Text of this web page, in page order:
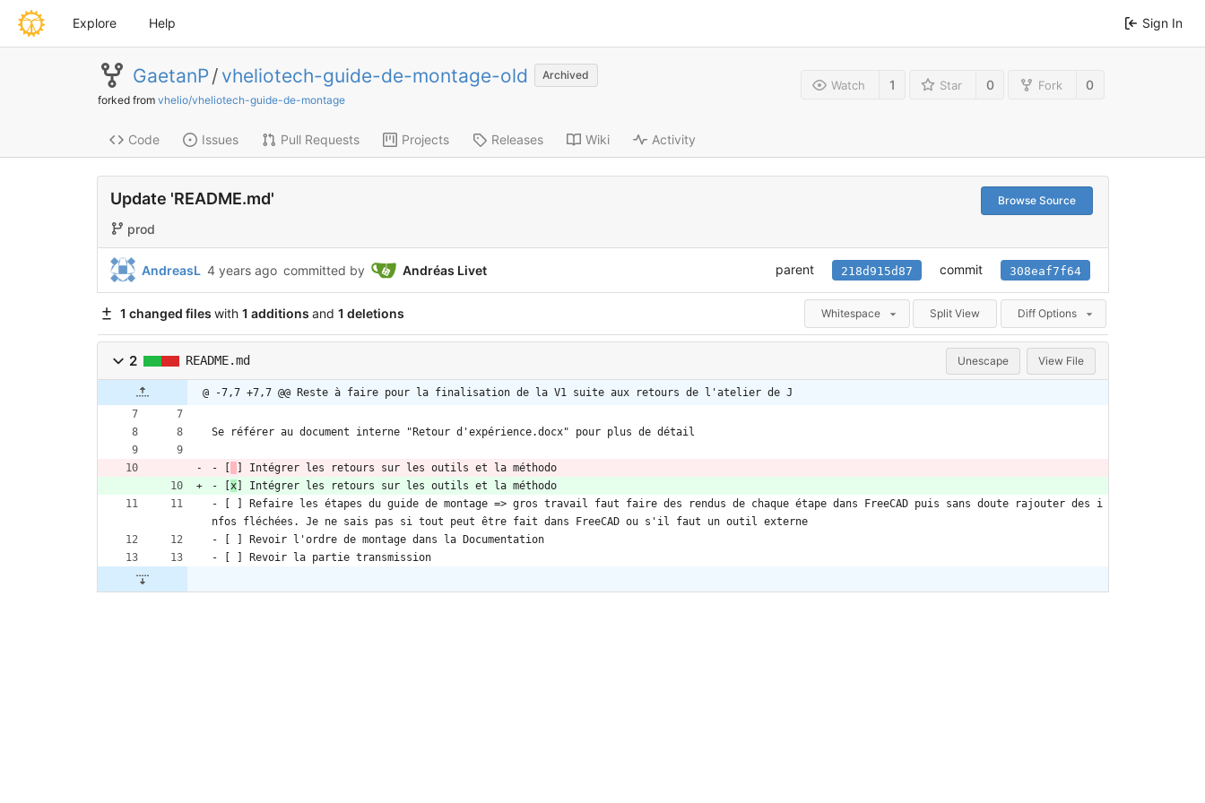
Explore Help Sign In
GaetanP/ vheliotech-guide-de-montage-old
Archived
forked from vhelio/vheliotech-guide-de-montage
Watch 1 Star 0 Fork 0
Code Issues Pull Requests Projects Releases Wiki Activity
Browse Source
Update 'README.md'
prod
AndreasL 4 years ago committed by Andréas Livet parent 218d915d87 commit 308eaf7f64
1 changed files with 1 additions and 1 deletions Whitespace Split View Diff Options
2 README.md Unescape View File
@ -7,7 +7,7 @@ Reste à faire pour la finalisation de la V1 suite aux retours de l'atelier de J
Se référer au document interne "Retour d'expérience.docx" pour plus de détail
- [
] Intégrer les retours sur les outils et la méthodo
- [ x] Intégrer les retours sur les outils et la méthodo
- [ ] Refaire les étapes du guide de montage => gros travail faut faire des rendus de chaque étape dans FreeCAD puis sans doute rajouter des i
nfos fléchées. Je ne sais pas si tout peut être fait dans FreeCAD ou s'il faut un outil externe
- [ ] Revoir l'ordre de montage dans la Documentation
- [ ] Revoir la partie transmission